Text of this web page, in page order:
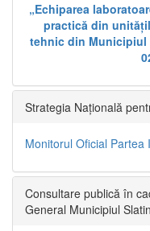
„Echiparea
practică din
tehnic din Municipiul
Strategia Națională
Monitorul Oficial Partea
Consultare publică în
General Municipiul